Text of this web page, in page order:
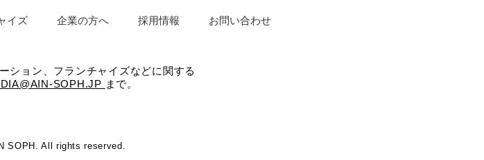
イズ 企業の方へ 採用情報 お問い合わせ
ション、フランチャイズなどに関する
SOPH.JP まで。
SOPH. All rights reserved.